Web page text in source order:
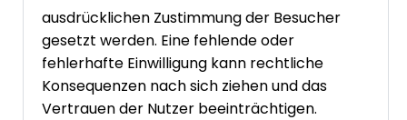
ausdrücklichen Zustimmung der Besucher
gesetzt werden. Eine fehlende oder
fehlerhafte Einwilligung kann rechtliche
Konsequenzen nach sich ziehen und das
Vertrauen der Nutzer beeinträchtigen.